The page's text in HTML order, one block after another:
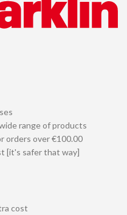
range of products
orders over €100.00
[it's safer that way]
cost